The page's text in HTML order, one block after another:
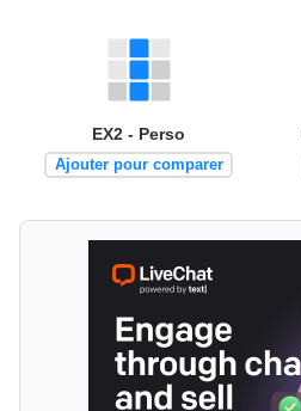
EX2 - Perso
Ajouter pour comparer